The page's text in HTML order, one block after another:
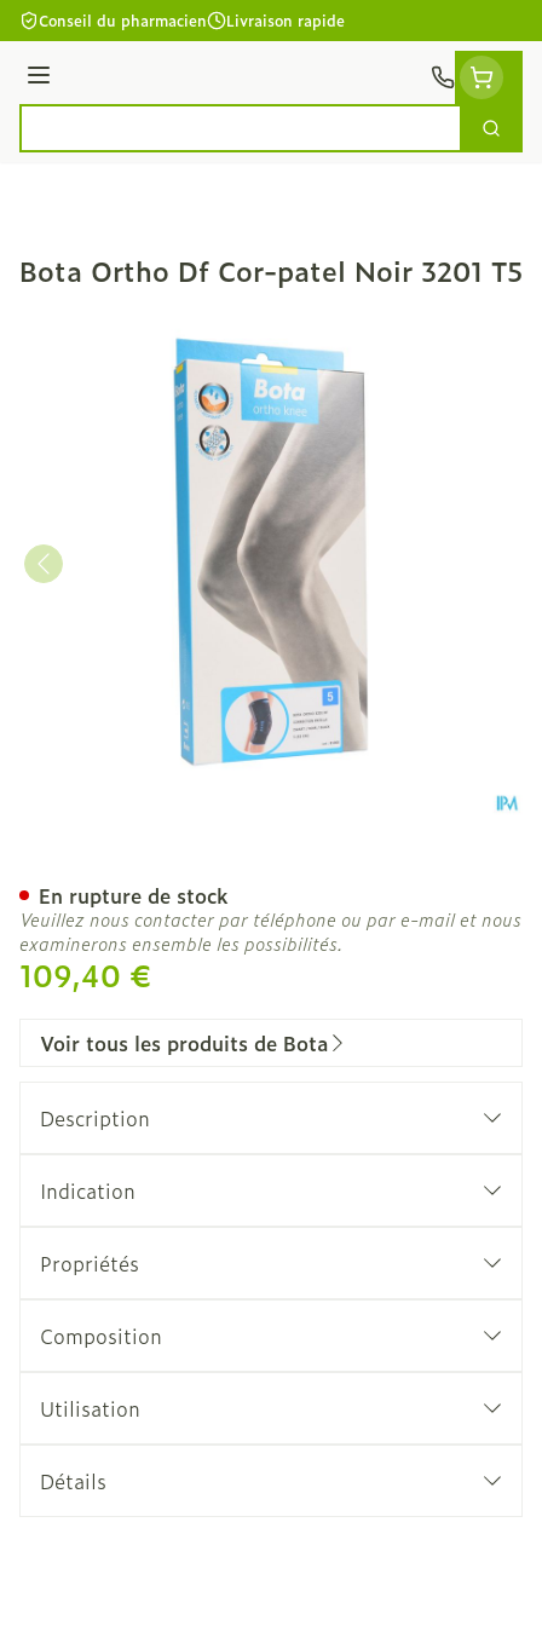
Aller au contenu
Conseil du pharmacien Livraison rapide
Menu
Bota Ortho Df Cor-patel Noir 3201 T5
109,40 €
En rupture de stock
Veuillez nous contacter par téléphone ou par e-mail et nous
examinerons ensemble les possibilités.
Voir tous les produits de Bota
Description
Indication
Propriétés
Composition
Utilisation
Détails